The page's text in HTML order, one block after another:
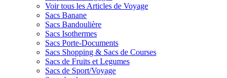
Voir tous les Articles de Voyage
Sacs Banane
Sacs Bandoulière
Sacs Isothermes
Sacs Porte-Documents
Sacs Shopping & Sacs de Courses
Sacs de Fruits et Legumes
Sacs de Sport/Voyage